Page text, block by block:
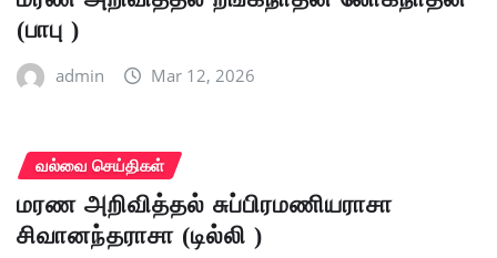
(பாபு )
admin Mar 12, 2026
வல்வை செய்திகள்
மரண அறிவித்தல் சுப்பிரமணியராசா
சிவானந்தராசா (டில்லி )